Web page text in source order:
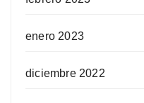
enero 2023
diciembre 2022